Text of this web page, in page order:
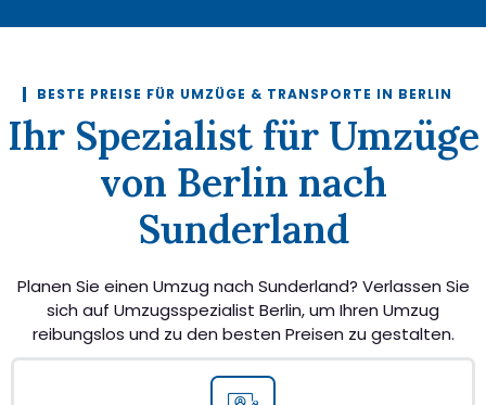
BESTE PREISE FÜR UMZÜGE & TRANSPORTE IN BERLIN
Ihr Spezialist für Umzüge
von Berlin nach
Sunderland
Planen Sie einen Umzug nach Sunderland? Verlassen Sie
sich auf Umzugsspezialist Berlin, um Ihren Umzug
reibungslos und zu den besten Preisen zu gestalten.